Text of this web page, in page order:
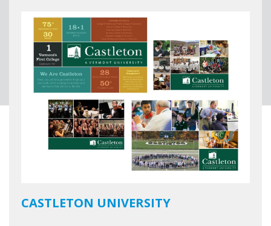
nghiệp ở Mỹ, #7 thành phố an toàn nhất trên Thế
Xem thêm
CASTLETON UNIVERSITY